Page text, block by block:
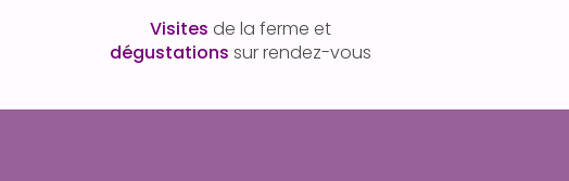
Visites de la ferme et
dégustations sur rendez-vous